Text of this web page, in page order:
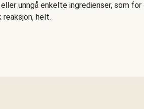
unngå enkelte ingredienser, som
reaksjon, helt.